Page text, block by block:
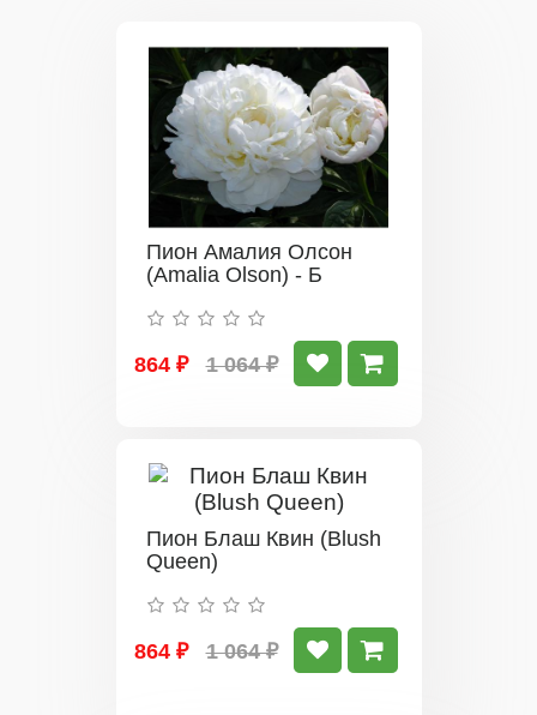
Пион Амалия Олсон
(Amalia Olson) - Б
864 ₽ 1 064 ₽
Пион Блаш Квин (Blush
Queen)
864 ₽ 1 064 ₽